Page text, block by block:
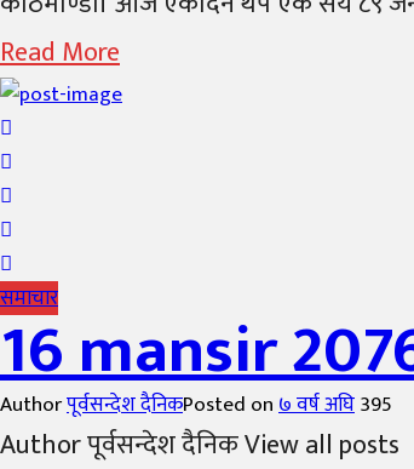
Read More
समाचार
16 mansir
Authorपूर्वसन्देश दैनिकPosted on७ वर्ष अघि395
Author पूर्वसन्देश दैनिक View all posts